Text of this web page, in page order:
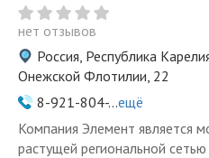
нет отзывов
Россия, Республика
Онежской Флотилии, 22
8-921-804-...ещё
Компания Элемент является
растущей региональной